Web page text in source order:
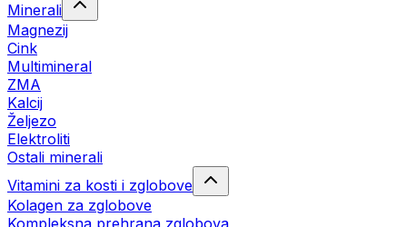
Minerali
Magnezij
Cink
Multimineral
ZMA
Kalcij
Željezo
Elektroliti
Ostali minerali
Vitamini za kosti i zglobove
Kolagen za zglobove